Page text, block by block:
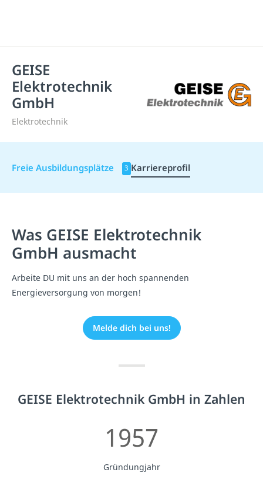
GEISE
Elektrotechnik
GmbH
Elektrotechnik
Freie Ausbildungsplätze 3 Karriereprofil
Was GEISE Elektrotechnik
GmbH ausmacht
Arbeite DU mit uns an der hoch spannenden
Energieversorgung von morgen!
Melde dich bei uns!
GEISE Elektrotechnik GmbH in Zahlen
1957
Gründungjahr